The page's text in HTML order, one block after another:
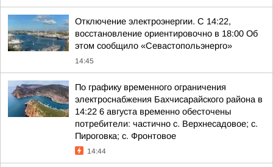
Отключение электроэнергии. С 14:22,
восстановление ориентировочно в 18:00 Об
этом сообщило «Севастопольэнерго»
14:45
По графику временного ограничения
электроснабжения Бахчисарайского района в
14:22 6 августа временно обесточены
потребители: частично с. Верхнесадовое; с.
Пироговка; с. Фронтовое
14:44